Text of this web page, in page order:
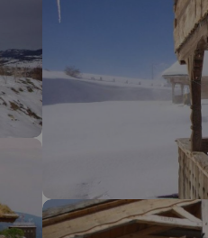
amb la teva cerca. Intenteu
el nord. Quan trobi la seva